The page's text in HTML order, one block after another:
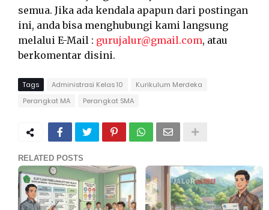
semua. Jika ada kendala apapun dari postingan
ini, anda bisa menghubungi kami langsung
melalui E-Mail : gurujalur@gmail.com, atau
berkomentar disini.
Tags Administrasi Kelas 10
Kurikulum Merdeka
Perangkat MA
Perangkat SMA
RELATED POSTS